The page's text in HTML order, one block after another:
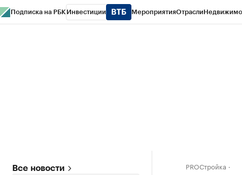
Подписка на РБК Инвестиции МероприятияОтрасли
Все новости PROСтройка